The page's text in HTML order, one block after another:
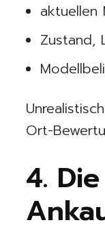
aktuellen
Zustand,
Ort-
4.